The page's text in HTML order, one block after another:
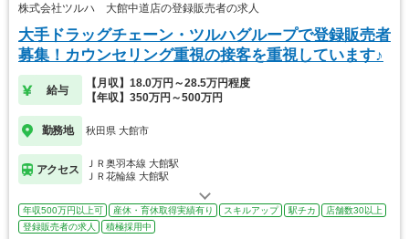
株式会社ツルハ 大館中道店の登録販売者の求人
大手ドラッグチェーン・ツルハグループで登録販売者
募集！カウンセリング重視の接客を重視しています♪
給与
【月収】18.0万円～28.5万円程度
【年収】350万円～500万円
勤務地 秋田県 大館市
アクセス
ＪＲ奥羽本線 大館駅
ＪＲ花輪線 大館駅
年収500万円以上可 産休・育休取得実績有り スキルアップ 駅チカ
店舗数30以上
登録販売者の求人
積極採用中